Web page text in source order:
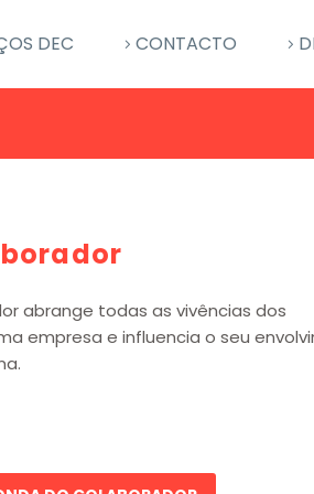
DEC CONTACTO
abrange todas as vivências dos
empresa e influencia o seu